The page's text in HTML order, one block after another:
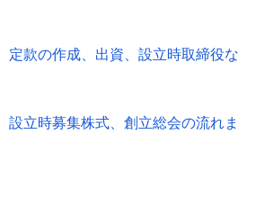
定款の作成、出資、設立時取締役な
設立時募集株式、創立総会の流れま